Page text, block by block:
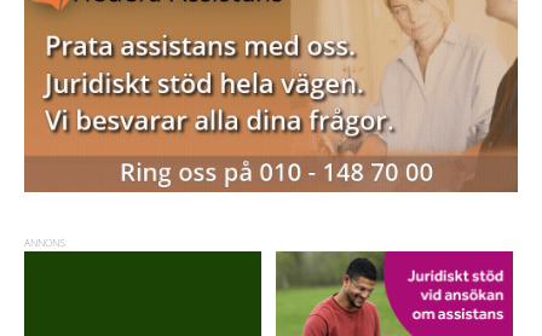
ANNONS